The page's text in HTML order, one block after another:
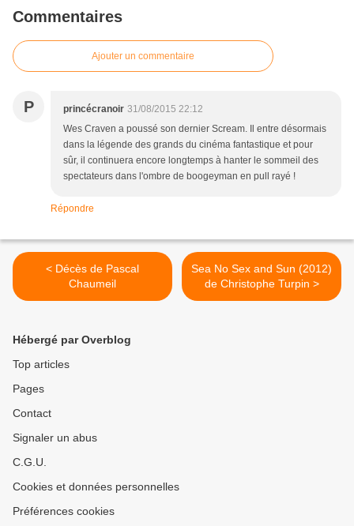
Commentaires
Ajouter un commentaire
P princécranoir 31/08/2015 22:12
Wes Craven a poussé son dernier Scream. Il entre désormais
dans la légende des grands du cinéma fantastique et pour
sûr, il continuera encore longtemps à hanter le sommeil des
spectateurs dans l'ombre de boogeyman en pull rayé !
Répondre
< Décès de Pascal
Chaumeil
Sea No Sex and Sun (2012)
de Christophe Turpin >
Hébergé par Overblog
Top articles
Pages
Contact
Signaler un abus
C.G.U.
Cookies et données personnelles
Préférences cookies